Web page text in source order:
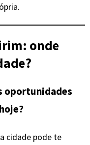
onde
oportunidades
cidade pode te